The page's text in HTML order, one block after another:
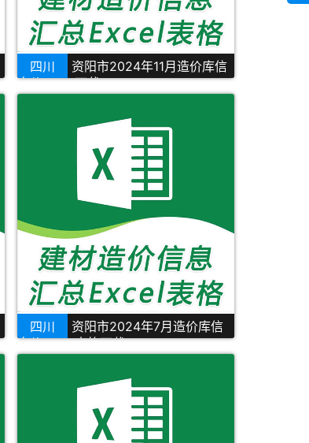
四川
资阳市2024年11月造价库信
息价Excel下载
四川
资阳市2024年7月造价库信
息价Excel表格下载